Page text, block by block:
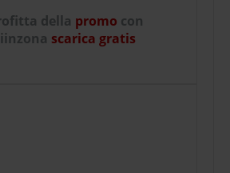
della promo con
scarica gratis